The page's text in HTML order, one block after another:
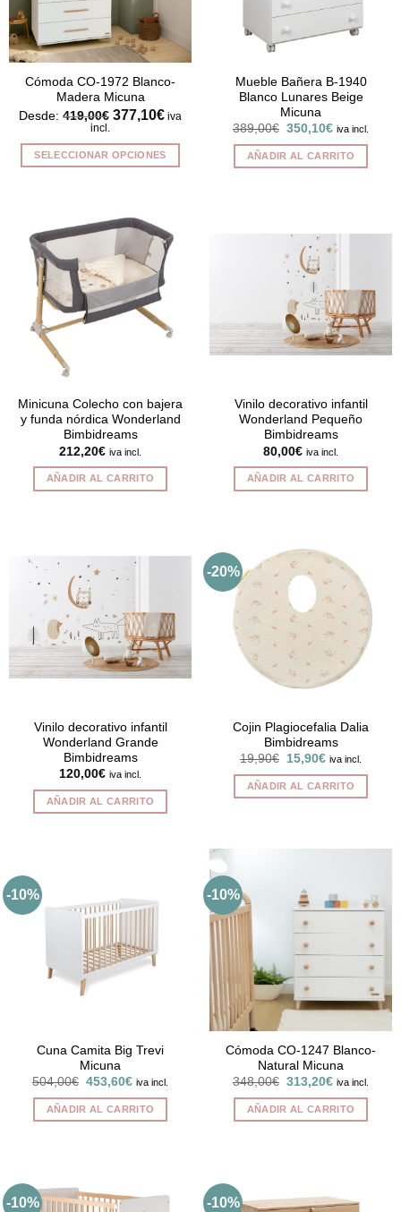
Cómoda CO-1972 Blanco-
Madera Micuna
Desde: 419,00€ 377,10€ iva
incl.
SELECCIONAR OPCIONES
múltiples
variantes.
Las
opciones
se
página
de
producto
Mueble Bañera B-1940
Blanco Lunares Beige
Micuna
389,00€ El
original
era:
350,10€El
actual
es:
iva incl.
AÑADIR AL CARRITO
Minicuna Colecho con bajera
y funda nórdica Wonderland
Bimbidreams
212,20€ iva incl.
AÑADIR AL CARRITO
Vinilo decorativo infantil
Wonderland Pequeño
Bimbidreams
80,00€ iva incl.
AÑADIR AL CARRITO
Vinilo decorativo infantil
Wonderland Grande
Bimbidreams
120,00€ iva incl.
AÑADIR AL CARRITO
-20%
Cojin Plagiocefalia Dalia
Bimbidreams
19,90€
El
original
era:
15,90€El
actual
es:
iva incl.
AÑADIR AL CARRITO
-10%
Cuna Camita Big Trevi
Micuna
504,00€ El
original
era:
453,60€El
actual
es:
iva incl.
AÑADIR AL CARRITO
-10%
Cómoda CO-1247 Blanco-
Natural Micuna
348,00€ El
original
era:
313,20€El
actual
es:
iva incl.
AÑADIR AL CARRITO
-10% -10%